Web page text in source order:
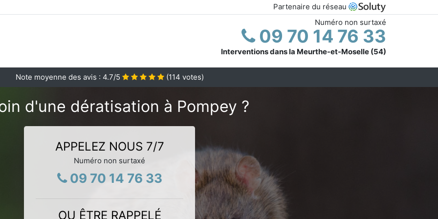
Partenaire du réseau
Numéro non surtaxé
09 70 14 76 33
Interventions dans la Meurthe-et-Moselle (54)
Note moyenne des avis : 4.7/5 (114 votes)
d'une dératisation à Pompey ?
APPELEZ NOUS 7/7
Numéro non surtaxé
09 70 14 76 33
OU ÊTRE RAPPELÉ